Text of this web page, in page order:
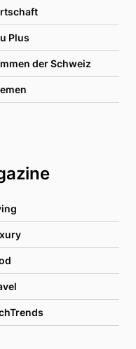
Plus
der Schweiz